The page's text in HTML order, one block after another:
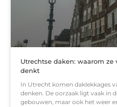
Utrechtse daken: waarom ze
denkt
In Utrecht komen daklekkages
denken. De oorzaak ligt vaak in
gebouwen, maar ook het weer